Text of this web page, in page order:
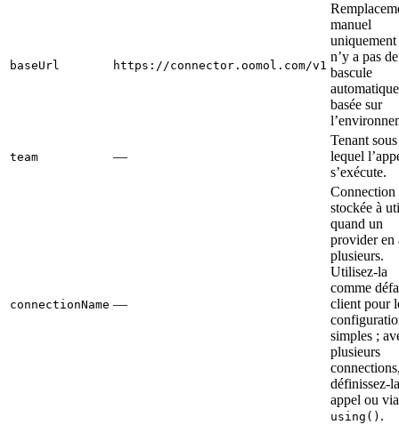
baseUrl https://connector.oomol.com/v1
manuel
n’y a pas de
bascule
automatique
basée sur
team —
Tenant sous
lequel
s’exécute.
connectionName —
Connection
stockée à
quand un
provider en
plusieurs.
Utilisez-la
comme
client pour
simples ;
plusieurs
définissez-
appel ou via
using() .